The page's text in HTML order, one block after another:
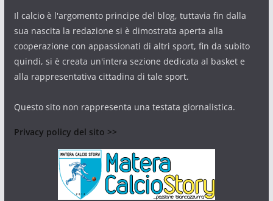
Il calcio è l'argomento principe del blog, tuttavia fin dalla
sua nascita la redazione si è dimostrata aperta alla
cooperazione con appassionati di altri sport, fin da subito
quindi, si è creata un'intera sezione dedicata al basket e
alla rappresentativa cittadina di tale sport.
Questo sito non rappresenta una testata giornalistica.
Privacy policy del sito >>